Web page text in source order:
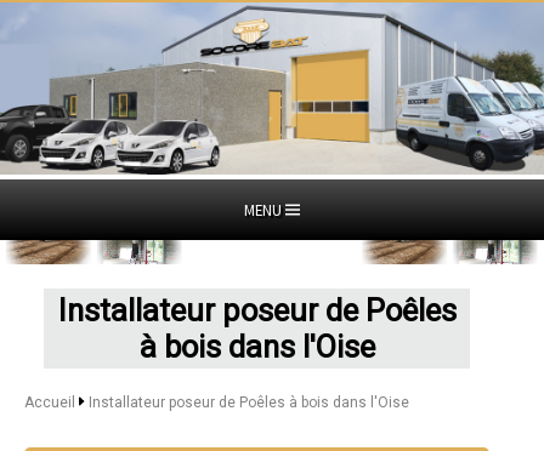
MENU
Installateur poseur de Poêles
à bois dans l'Oise
Accueil Installateur poseur de Poêles à bois dans l'Oise